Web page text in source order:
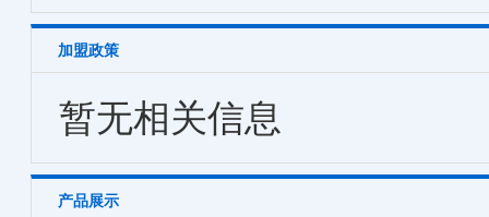
加盟政策
暂无相关信息
产品展示